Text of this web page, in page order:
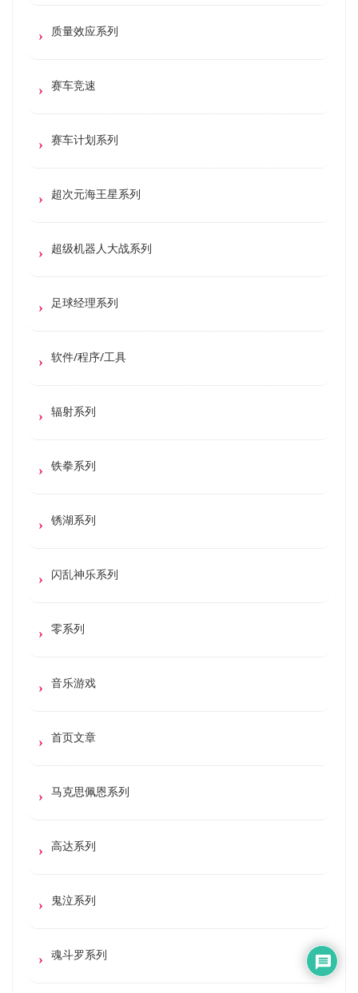
质量效应系列
赛车竞速
赛车计划系列
超次元海王星系列
超级机器人大战系列
足球经理系列
软件/程序/工具
辐射系列
铁拳系列
锈湖系列
闪乱神乐系列
零系列
音乐游戏
首页文章
马克思佩恩系列
高达系列
鬼泣系列
魂斗罗系列